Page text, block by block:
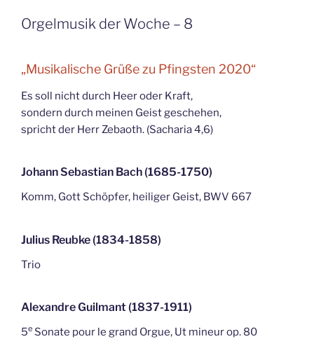
Orgelmusik der Woche – 8
„Musikalische Grüße zu Pfingsten 2020“
Es soll nicht durch Heer oder Kraft,
sondern durch meinen Geist geschehen,
spricht der Herr Zebaoth. (Sacharia 4,6)
Johann Sebastian Bach (1685-1750)
Komm, Gott Schöpfer, heiliger Geist, BWV 667
Julius Reubke (1834-1858)
Trio
Alexandre Guilmant (1837-1911)
5e Sonate pour le grand Orgue, Ut mineur op. 80